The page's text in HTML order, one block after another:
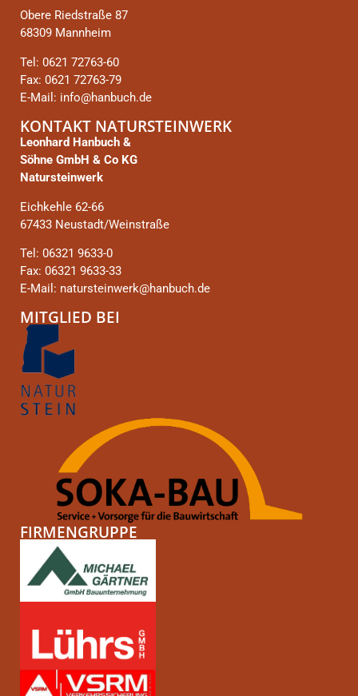
Obere Riedstraße 87
68309 Mannheim
Tel: 0621 72763-60
Fax: 0621 72763-79
E-Mail: info@hanbuch.de
KONTAKT NATURSTEINWERK
Leonhard Hanbuch &
Söhne GmbH & Co KG
Natursteinwerk
Eichkehle 62-66
67433 Neustadt/Weinstraße
Tel: 06321 9633-0
Fax: 06321 9633-33
E-Mail: natursteinwerk@hanbuch.de
MITGLIED BEI
FIRMENGRUPPE